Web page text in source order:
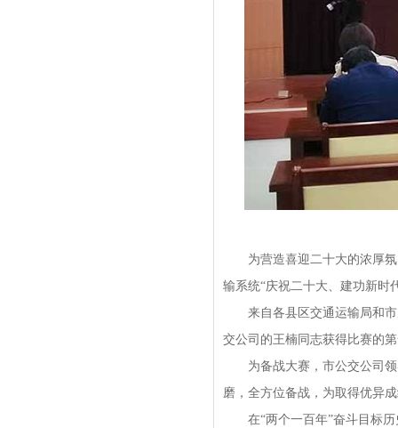
为营造喜迎二十大的浓厚氛
输系统“庆祝二十大、建功新时
来自各县区交通运输局和市
交公司的王楠同志获得比赛的
为备战大赛，市公交公司领
磨，全方位备战，为取得优异
在“两个一百年”奋斗目标历